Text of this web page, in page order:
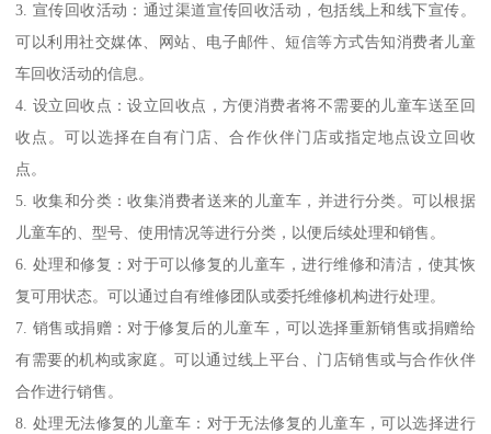
3. 宣传回收活动：通过渠道宣传回收活动，包括线上和线下宣传。
可以利用社交媒体、网站、电子邮件、短信等方式告知消费者儿童
车回收活动的信息。
4. 设立回收点：设立回收点，方便消费者将不需要的儿童车送至回
收点。可以选择在自有门店、合作伙伴门店或指定地点设立回收
点。
5. 收集和分类：收集消费者送来的儿童车，并进行分类。可以根据
儿童车的、型号、使用情况等进行分类，以便后续处理和销售。
6. 处理和修复：对于可以修复的儿童车，进行维修和清洁，使其恢
复可用状态。可以通过自有维修团队或委托维修机构进行处理。
7. 销售或捐赠：对于修复后的儿童车，可以选择重新销售或捐赠给
有需要的机构或家庭。可以通过线上平台、门店销售或与合作伙伴
合作进行销售。
8. 处理无法修复的儿童车：对于无法修复的儿童车，可以选择进行